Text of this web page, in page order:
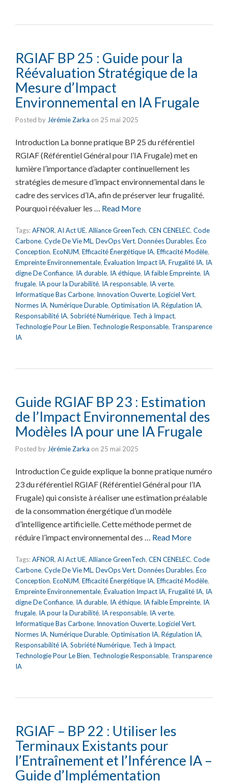
RGIAF BP 25 : Guide pour la
Réévaluation Stratégique de la
Mesure d’Impact
Environnemental en IA Frugale
Posted by Jérémie Zarka on 25 mai 2025
Introduction La bonne pratique BP 25 du référentiel
RGIAF (Référentiel Général pour l’IA Frugale) met en
lumière l’importance d’adapter continuellement les
stratégies de mesure d’impact environnemental dans le
cadre des services d’IA, afin de préserver leur frugalité.
Pourquoi réévaluer les … Read More
Tags:AFNOR, AI Act UE, Alliance GreenTech, CEN CENELEC, Code
Carbone, Cycle De Vie ML, DevOps Vert, Données Durables, Éco
Conception, EcoNUM, Efficacité Énergétique IA, Efficacité Modèle,
Empreinte Environnementale, Évaluation Impact IA, Frugalité IA, IA
digne De Confiance, IA durable, IA éthique, IA faible Empreinte, IA
frugale, IA pour la Durabilité, IA responsable, IA verte,
Informatique Bas Carbone, Innovation Ouverte, Logiciel Vert,
Normes IA, Numérique Durable, Optimisation IA, Régulation IA,
Responsabilité IA, Sobriété Numérique, Tech à Impact,
Technologie Pour Le Bien, Technologie Responsable, Transparence
IA
Guide RGIAF BP 23 : Estimation
de l’Impact Environnemental des
Modèles IA pour une IA Frugale
Posted by Jérémie Zarka on 25 mai 2025
Introduction Ce guide explique la bonne pratique numéro
23 du référentiel RGIAF (Référentiel Général pour l’IA
Frugale) qui consiste à réaliser une estimation préalable
de la consommation énergétique d’un modèle
d’intelligence artificielle. Cette méthode permet de
réduire l’impact environnemental des … Read More
Tags:AFNOR, AI Act UE, Alliance GreenTech, CEN CENELEC, Code
Carbone, Cycle De Vie ML, DevOps Vert, Données Durables, Éco
Conception, EcoNUM, Efficacité Énergétique IA, Efficacité Modèle,
Empreinte Environnementale, Évaluation Impact IA, Frugalité IA, IA
digne De Confiance, IA durable, IA éthique, IA faible Empreinte, IA
frugale, IA pour la Durabilité, IA responsable, IA verte,
Informatique Bas Carbone, Innovation Ouverte, Logiciel Vert,
Normes IA, Numérique Durable, Optimisation IA, Régulation IA,
Responsabilité IA, Sobriété Numérique, Tech à Impact,
Technologie Pour Le Bien, Technologie Responsable, Transparence
IA
RGIAF – BP 22 : Utiliser les
Terminaux Existants pour
l’Entraînement et l’Inférence IA –
Guide d’Implémentation